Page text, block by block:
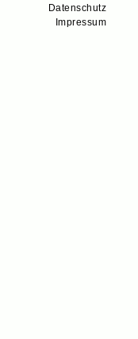
Datenschutz
Impressum